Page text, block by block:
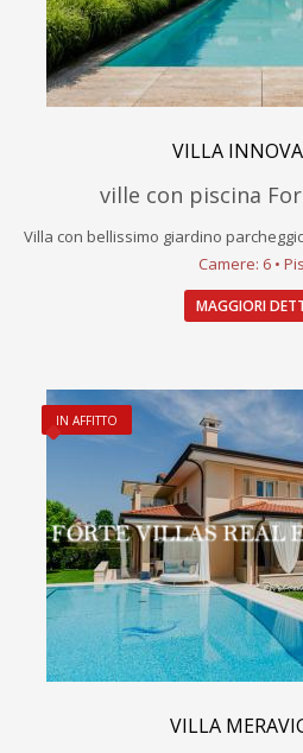
VILLA
ville con piscina
Villa con bellissimo giardino
Camere: 6 •
MAGGIORI
IN AFFITTO
VILLA